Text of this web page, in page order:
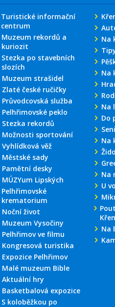
Turistické informační
centrum
Muzeum rekordů a
kuriozit
Stezka po stavebních
slozích
Muzeum strašidel
Zlaté české ručičky
Průvodcovská služba
Pelhřimovské peklo
Stezka rekordů
Možnosti sportování
Vyhlídková věž
Městské sady
Pamětní desky
MÚZYum Lipských
Pelhřimovské
krematorium
Noční život
Muzeum Vysočiny
Pelhřimov ve filmu
Kongresová turistika
Expozice Pelhřimov
Malé muzeum Bible
Aktuální hry
Basketbalová expozice
S koloběžkou po
Na
Na
Na
Do
Na
Na
U
Na